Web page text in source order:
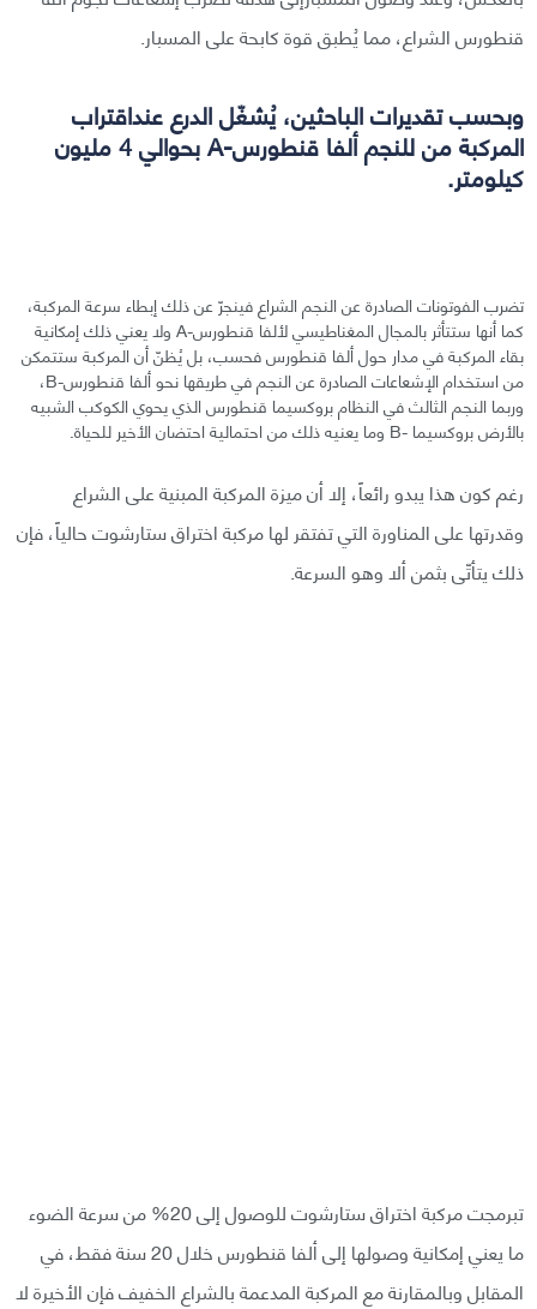
قنطورس الشراع، مما يُطبق قوة كابحة على المسبار.
وبحسب تقديرات الباحثين، يُشغّل الدرع عنداقتراب
المركبة من للنجم ألفا قنطورس-A بحوالي 4 مليون
كيلومتر.
تضرب الفوتونات الصادرة عن النجم الشراع فينجرّ عن ذلك إبطاء سرعة المركبة،
كما أنها ستتأثر بالمجال المغناطيسي لألفا قنطورس-A ولا يعني ذلك إمكانية
بقاء المركبة في مدار حول ألفا قنطورس فحسب، بل يُظنّ أن المركبة ستتمكن
من استخدام الإشعاعات الصادرة عن النجم في طريقها نحو ألفا قنطورس-B،
وربما النجم الثالث في النظام بروكسيما قنطورس الذي يحوي الكوكب الشبيه
بالأرض بروكسيما -B وما يعنيه ذلك من احتمالية احتضان الأخير للحياة.
رغم كون هذا يبدو رائعاً، إلا أن ميزة المركبة المبنية على الشراع
وقدرتها على المناورة التي تفتقر لها مركبة اختراق ستارشوت حالياً، فإن
ذلك يتأتّى بثمن ألا وهو السرعة.
تبرمجت مركبة اختراق ستارشوت للوصول إلى 20% من سرعة الضوء
ما يعني إمكانية وصولها إلى ألفا قنطورس خلال 20 سنة فقط، في
المقابل وبالمقارنة مع المركبة المدعمة بالشراع الخفيف فإن الأخيرة لا